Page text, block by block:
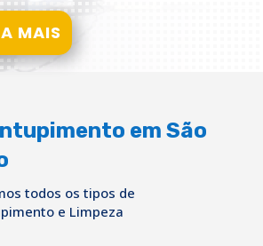
MAIS
em São
todos os tipos de
e Limpeza